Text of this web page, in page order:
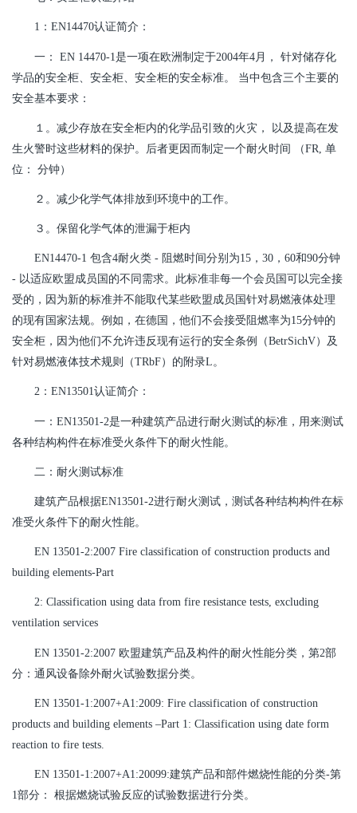
1：EN14470认证简介：
一： EN 14470-1是一项在欧洲制定于2004年4月， 针对储存化
学品的安全柜、安全柜、安全柜的安全标准。 当中包含三个主要的
安全基本要求：
１。减少存放在安全柜内的化学品引致的火灾， 以及提高在发
生火警时这些材料的保护。后者更因而制定一个耐火时间 （FR, 单
位： 分钟）
２。减少化学气体排放到环境中的工作。
３。保留化学气体的泄漏于柜内
EN14470-1 包含4耐火类 - 阻燃时间分别为15，30，60和90分钟
- 以适应欧盟成员国的不同需求。此标准非每一个会员国可以完全接
受的，因为新的标准并不能取代某些欧盟成员国针对易燃液体处理
的现有国家法规。例如，在德国，他们不会接受阻燃率为15分钟的
安全柜，因为他们不允许违反现有运行的安全条例（BetrSichV）及
针对易燃液体技术规则（TRbF）的附录L。
2：EN13501认证简介：
一：EN13501-2是一种建筑产品进行耐火测试的标准，用来测试
各种结构构件在标准受火条件下的耐火性能。
二：耐火测试标准
建筑产品根据EN13501-2进行耐火测试，测试各种结构构件在标
准受火条件下的耐火性能。
EN 13501-2:2007 Fire classification of construction products and
building elements-Part
2: Classification using data from fire resistance tests, excluding
ventilation services
EN 13501-2:2007 欧盟建筑产品及构件的耐火性能分类，第2部
分：通风设备除外耐火试验数据分类。
EN 13501-1:2007+A1:2009: Fire classification of construction
products and building elements –Part 1: Classification using date form
reaction to fire tests.
EN 13501-1:2007+A1:20099:建筑产品和部件燃烧性能的分类-第
1部分： 根据燃烧试验反应的试验数据进行分类。